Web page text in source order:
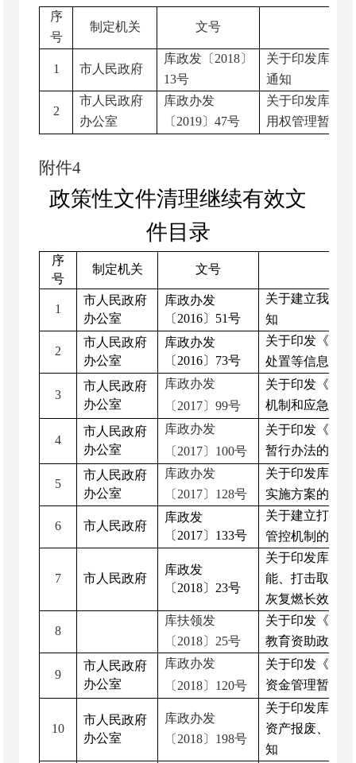
序
号
制定机关 文号
1 市人民政府
库政发〔 2018〕
13号
关于印发库尔
通知
2
市人民政府
办公室
库政办发
〔 2019〕 47号
关于印发库尔
用权管理暂行
附件4
政策性文件清理继续有效文
件目录
序
号
制定机关 文号
1
市人民政府
办公室
库政办发
〔 2016〕 51号
关于建立我市
知
2
市人民政府
办公室
库政办发
〔 2016〕 73号
关于印发《库
处置等信息公
3
市人民政府
办公室
库政办发
〔 201 7〕 99号
关于印发《库
机制和应急处
4
市人民政府
办公室
库政办发
〔 201 7〕 100号
关于印发《库
暂行办法的通
5
市人民政府
办公室
库政办发
〔 2017〕 128号
关于印发库尔
实施方案的通知
6 市人民政府
库政发
〔 2017〕 133号
关于建立打击
管控机制的通知
7 市人民政府
库政发
〔 2018〕 23号
关于印发库尔
能、打击取
灰复燃长效机
8
库扶领发
〔 2018〕 25号
关于印发《库
教育资助政策
9
市人民政府
办公室
库政办发
〔 2018〕 120号
关于印发《库
资金管理暂行
10
市人民政府
办公室
库政办发
〔 2018〕 198号
关于印发库尔
资产报废、报
知